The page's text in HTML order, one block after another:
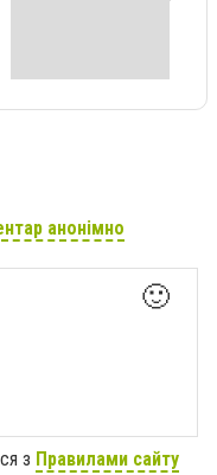
анонімно
🙂
з Правилами сайту